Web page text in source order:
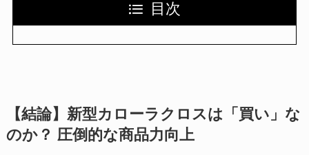
目次
【結論】新型カローラクロスは「買い」な
のか？ 圧倒的な商品力向上